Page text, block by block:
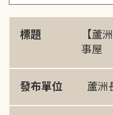
標題
【蘆
事屋
發布單位 蘆洲